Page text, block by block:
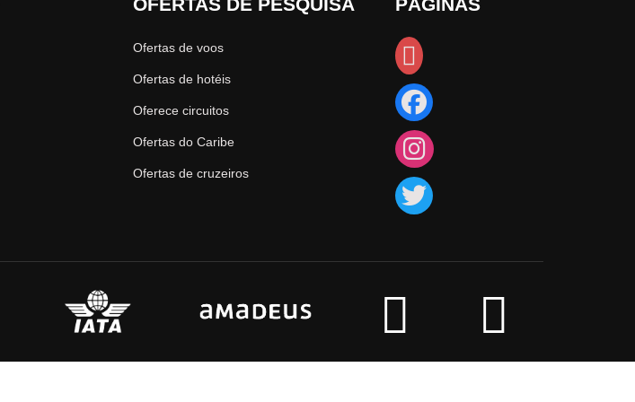
Ofertas de voos
Ofertas de hotéis
Oferece circuitos
Ofertas do Caribe
Ofertas de cruzeiros